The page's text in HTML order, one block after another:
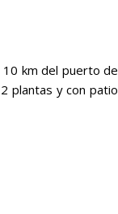
10 km del puerto de
plantas y con patio